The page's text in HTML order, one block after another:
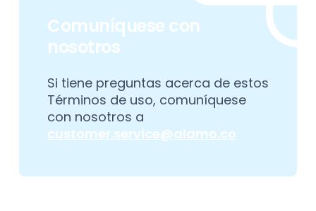
Comuníquese con
nosotros
Si tiene preguntas acerca de estos
Términos de uso, comuníquese
con nosotros a
customer.service@alamo.co